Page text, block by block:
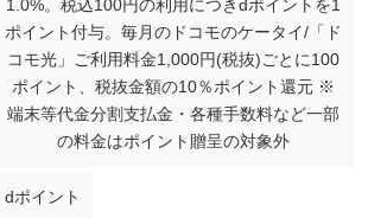
1.0%。税込100円の利用につきdポイントを1
ポイント付与。毎月のドコモのケータイ/「ド
コモ光」ご利用料金1,000円(税抜)ごとに100
ポイント、税抜金額の10％ポイント還元 ※
端末等代金分割支払金・各種手数料など一部
の料金はポイント贈呈の対象外
dポイント